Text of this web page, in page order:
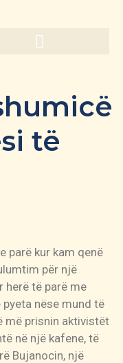
të
parë kur kam qenë
për një
herë të parë me
pyeta nëse mund të
më prisnin aktivistët
në një kafene, të
Bujanocin, një